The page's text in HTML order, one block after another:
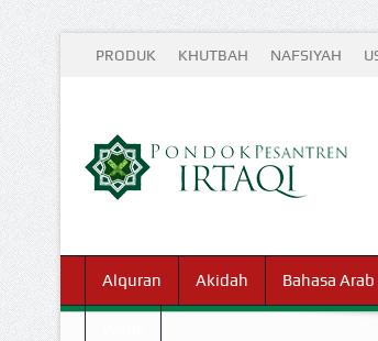
PRODUK KHUTBAH NAFSIYAH
Alquran Akidah Bahasa Arab